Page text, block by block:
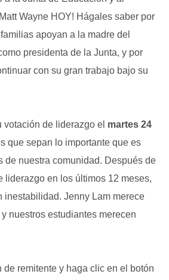
Wayne HOY! Hágales saber por
apoyan a la madre del
presidenta de la Junta, y por
con su gran trabajo bajo su
votación de liderazgo el martes 24
que sepan lo importante que es
de nuestra comunidad. Después de
liderazgo en los últimos 12 meses,
inestabilidad. Jenny Lam merece
nuestros estudiantes merecen
de remitente y haga clic en el botón